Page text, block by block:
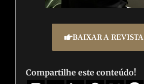
BAIXAR A REVISTA
Compartilhe este conteúdo!